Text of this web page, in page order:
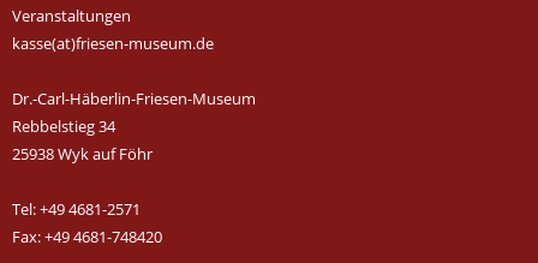
Veranstaltungen
kasse(at)friesen-museum.de
Dr.-Carl-Häberlin-Friesen-Museum
Rebbelstieg 34
25938 Wyk auf Föhr
Tel: +49 4681-2571
Fax: +49 4681-748420